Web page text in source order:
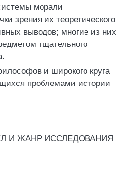
морали
зрения их теоретического
выводов; многие из них
тщательного
и широкого круга
проблемами истории
И ЖАНР ИССЛЕДОВАНИЯ